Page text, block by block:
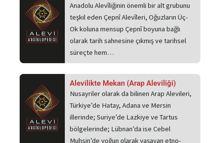
Anadolu Alevîliğinin önemli bir alt grubunu
teşkil eden Çepnî Alevîleri, Oğuzların Üç-
Ok koluna mensup Çepnî boyuna bağlı
olarak tarih sahnesine çıkmış ve tarihsel
süreçte hem…
Alevilikte Mekan (Arap Aleviliği)
Nusayriler olarak da bilinen Arap Alevileri,
Türkiye’de Hatay, Adana ve Mersin
illerinde; Suriye’de Lazkiye ve Tartus
bölgelerinde; Lübnan’da ise Cebel
Muhsin’de yoğun olarak yaşayan etno-